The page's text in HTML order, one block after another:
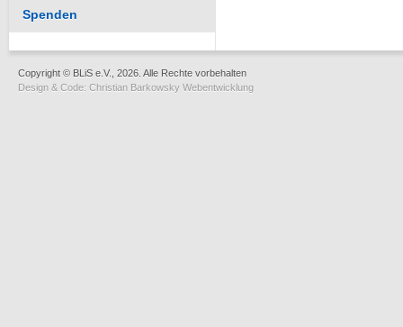
Spenden
Copyright © BLiS e.V., 2026. Alle Rechte vorbehalten
Design & Code: Christian Barkowsky Webentwicklung